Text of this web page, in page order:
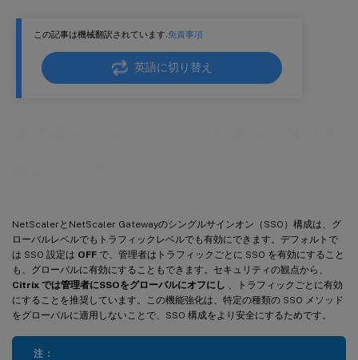
この記事は機械翻訳されています.免責事項
英語に切り替え
NetScalerとNetScaler Gatewayのシングルサインオン（SSO）構成は、グ
ローバルレベルでもトラフィックレベルでも有効にできます。デフォルトで
は SSO 設定は OFF で、管理者はトラフィックごとに SSO を有効にすること
も、グローバルに有効にすることもできます。セキュリティの観点から、
Citrix では管理者にSSOをグローバルにオフにし 、トラフィックごとに有効
にすることを推奨しています。この機能強化は、特定の種類の SSO メソッド
をグローバルに適用しないことで、SSO 構成をより安全にするためです。
注：